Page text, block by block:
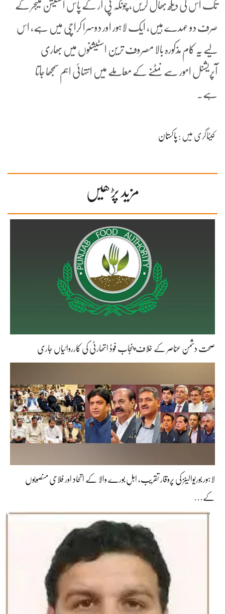
تک اس کی دیکھ بھال کریں، چونکہ پی آر کے پاس اسٹیشن منیجر کے
صرف دو عہدے ہیں، ایک لاہور اور دوسرا کراچی میں ہے، اس
لیے یہ کام مذکورہ بالا مصروف ترین اسٹیشنوں میں بھاری
آپریشنل امور سے نمٹنے کے معاملے میں انتہائی اہم سمجھا جاتا
ہے۔
کیٹاگری میں : پاکستان
مزید پڑھیں
صحت دشمن عناصر کے خلاف پنجاب فوڈ اتھارٹی کی کارروائیاں جاری
لاہور بوریوالینز کی پروقار تقریب، اہلِ بورے والا کے اتحاد اور فلاحی منصوبوں
کے…